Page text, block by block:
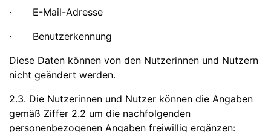
· E-Mail-Adresse
· Benutzerkennung
Diese Daten können von den Nutzerinnen und Nutzern
nicht geändert werden.
2.3. Die Nutzerinnen und Nutzer können die Angaben
gemäß Ziffer 2.2 um die nachfolgenden
personenbezogenen Angaben freiwillig ergänzen: